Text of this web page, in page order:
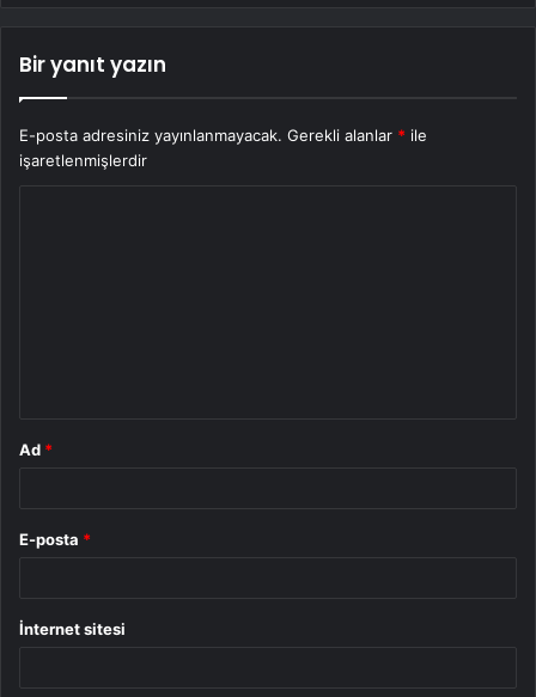
Bir yanıt yazın
E-posta adresiniz yayınlanmayacak. Gerekli alanlar * ile
işaretlenmişlerdir
Ad *
E-posta *
İnternet sitesi